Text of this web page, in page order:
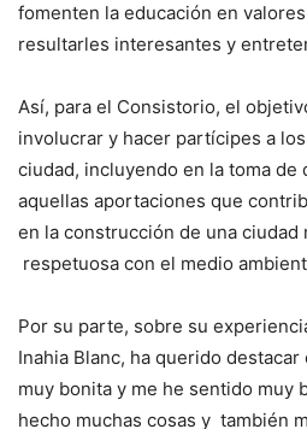
fomenten la educación en
resultarles interesantes y
Así, para el Consistorio, el
involucrar y hacer partícipes a
ciudad, incluyendo en la toma de
aquellas aportaciones que
en la construcción de una ciudad
respetuosa con el medio
Por su parte, sobre su
Inahia Blanc, ha querido
muy bonita y me he sentido muy
hecho muchas cosas y también